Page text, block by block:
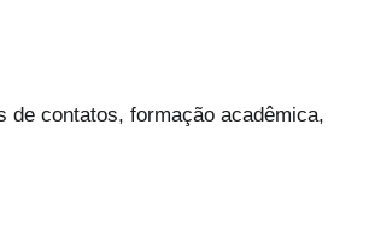
de contatos, formação acadêmica,